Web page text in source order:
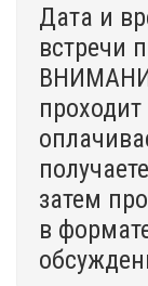
Дата и
встречи
затем
в